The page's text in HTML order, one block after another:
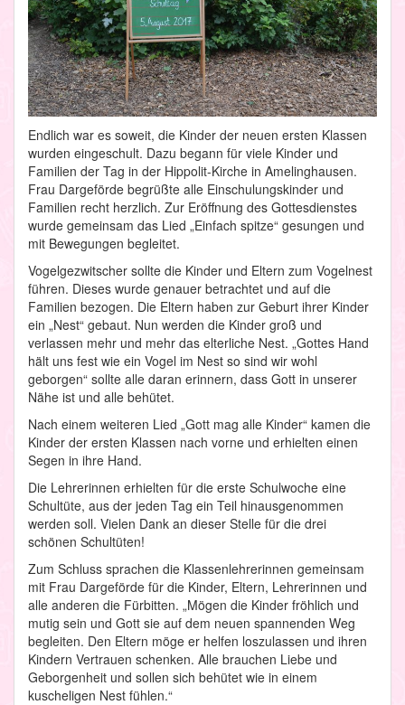
Endlich war es soweit, die Kinder der neuen ersten Klassen
wurden eingeschult. Dazu begann für viele Kinder und
Familien der Tag in der Hippolit-Kirche in Amelinghausen.
Frau Dargeförde begrüßte alle Einschulungskinder und
Familien recht herzlich. Zur Eröffnung des Gottesdienstes
wurde gemeinsam das Lied „Einfach spitze“ gesungen und
mit Bewegungen begleitet.
Vogelgezwitscher sollte die Kinder und Eltern zum Vogelnest
führen. Dieses wurde genauer betrachtet und auf die
Familien bezogen. Die Eltern haben zur Geburt ihrer Kinder
ein „Nest“ gebaut. Nun werden die Kinder groß und
verlassen mehr und mehr das elterliche Nest. „Gottes Hand
hält uns fest wie ein Vogel im Nest so sind wir wohl
geborgen“ sollte alle daran erinnern, dass Gott in unserer
Nähe ist und alle behütet.
Nach einem weiteren Lied „Gott mag alle Kinder“ kamen die
Kinder der ersten Klassen nach vorne und erhielten einen
Segen in ihre Hand.
Die Lehrerinnen erhielten für die erste Schulwoche eine
Schultüte, aus der jeden Tag ein Teil hinausgenommen
werden soll. Vielen Dank an dieser Stelle für die drei
schönen Schultüten!
Zum Schluss sprachen die Klassenlehrerinnen gemeinsam
mit Frau Dargeförde für die Kinder, Eltern, Lehrerinnen und
alle anderen die Fürbitten. „Mögen die Kinder fröhlich und
mutig sein und Gott sie auf dem neuen spannenden Weg
begleiten. Den Eltern möge er helfen loszulassen und ihren
Kindern Vertrauen schenken. Alle brauchen Liebe und
Geborgenheit und sollen sich behütet wie in einem
kuscheligen Nest fühlen.“